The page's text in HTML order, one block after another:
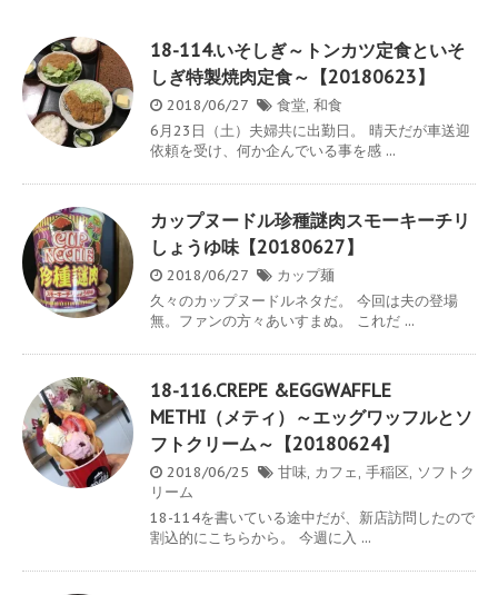
18-114.いそしぎ～トンカツ定食といそ
しぎ特製焼肉定食～【20180623】
2018/06/27 食堂, 和食
6月23日（土）夫婦共に出勤日。 晴天だが車送迎
依頼を受け、何か企んでいる事を感 ...
カップヌードル珍種謎肉スモーキーチリ
しょうゆ味【20180627】
2018/06/27
カップ麺
久々のカップヌードルネタだ。 今回は夫の登場
無。ファンの方々あいすまぬ。 これだ ...
18-116.CREPE &EGGWAFFLE
METHI（メティ）～エッグワッフルとソ
フトクリーム～【20180624】
2018/06/25 甘味, カフェ, 手稲区, ソフトク
リーム
18-114を書いている途中だが、新店訪問したので
割込的にこちらから。 今週に入 ...